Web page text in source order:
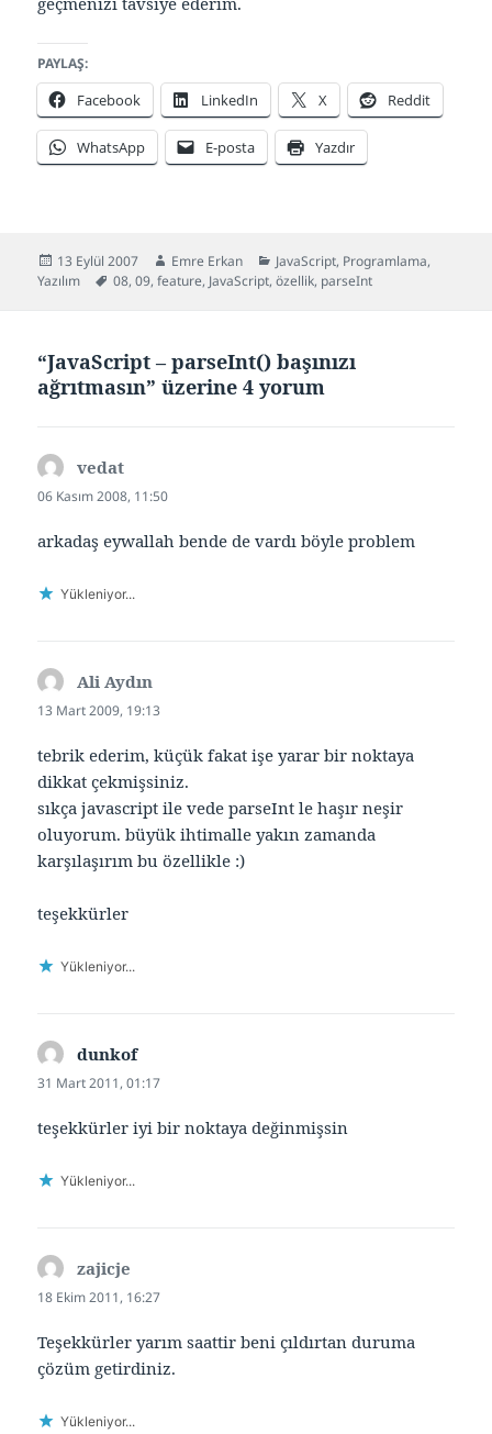
PAYLAŞ:
Facebook LinkedIn X Reddit
WhatsApp E-posta Yazdır
Yayın
tarihi
13 Eylül 2007 Yazar
Emre Erkan Kategoriler
JavaScript, Programlama,
Yazılım
Etiketler
08,09,feature, JavaScript,özellik, parseInt
“JavaScript – parseInt() başınızı
ağrıtmasın” üzerine 4 yorum
vedat
ki:
06 Kasım 2008, 11:50
arkadaş eywallah bende de vardı böyle problem
Yükleniyor...
Ali Aydın
ki:
13 Mart 2009, 19:13
tebrik ederim, küçük fakat işe yarar bir noktaya
dikkat çekmişsiniz.
sıkça javascript ile vede parseInt le haşır neşir
oluyorum. büyük ihtimalle yakın zamanda
karşılaşırım bu özellikle :)
teşekkürler
Yükleniyor...
dunkofdedi
ki:
31 Mart 2011, 01:17
teşekkürler iyi bir noktaya değinmişsin
Yükleniyor...
zajicje
ki:
18 Ekim 2011, 16:27
Teşekkürler yarım saattir beni çıldırtan duruma
çözüm getirdiniz.
Yükleniyor...